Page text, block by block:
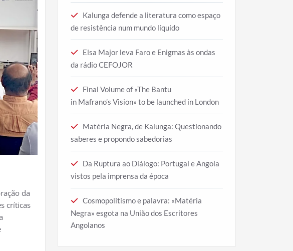
da
críticas
Kalunga defende a literatura como espaço
de resistência num mundo líquido
Elsa Major leva Faro e Enigmas às ondas
da rádio CEFOJOR
Final Volume of «The Bantu
in Mafrano’s Vision» to be launched in London
Matéria Negra, de Kalunga: Questionando
saberes e propondo sabedorias
Da Ruptura ao Diálogo: Portugal e Angola
vistos pela imprensa da época
Cosmopolitismo e palavra: «Matéria
Negra» esgota na União dos Escritores
Angolanos